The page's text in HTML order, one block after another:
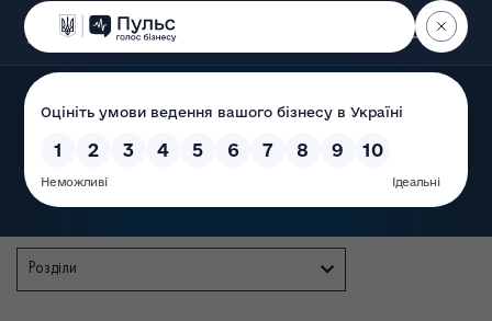
Пошук
Розділи